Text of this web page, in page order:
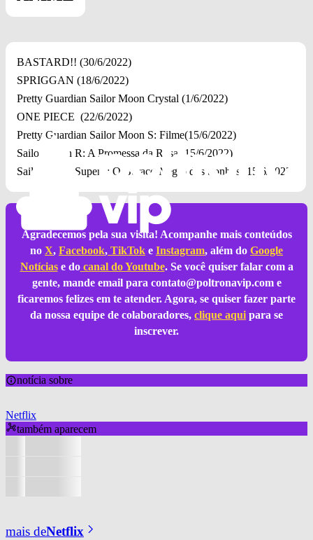
BASTARD!! (30/6/2022)
SPRIGGAN (18/6/2022)
Pretty Guardian Sailor Moon Crystal (1/6/2022)
ONE PIECE (22/6/2022)
Pretty Guardian Sailor Moon S: Filme(15/6/2022)
Sailor Moon R: A Promessa da Rosa (15/6/2022)
Sailor Moon SuperS: O Buraco Negro dos Sonhos (15/6/2022)
Agradecemos pela sua visita! Acompanhe mais conteúdos
no X, Facebook, TikTok e Instagram, além do Google
Notíciase docanal do Youtube. Se você quiser falar com a
gente, mande email para contato@poltronavip.come
ficaremos felizes em te atender. Agora, se quiser fazer parte
da nossa equipe de colaboradores, clique aqui para se
inscrever.
notícia sobre
Netflix
também aparecem
mais deNetflix